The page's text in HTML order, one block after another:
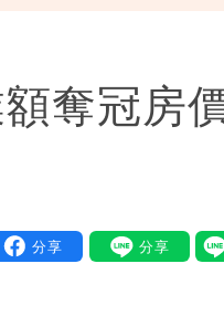
奪冠房